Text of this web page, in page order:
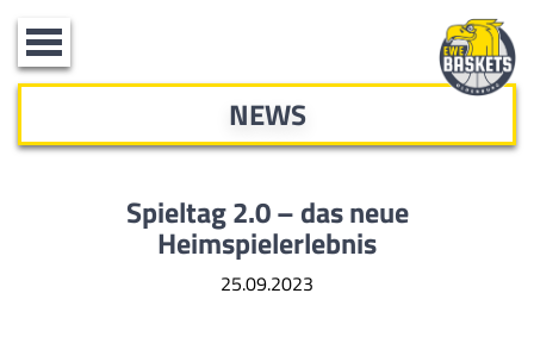
Toggle
navigation
NEWS
Spieltag 2.0 – das neue
Heimspielerlebnis
25.09.2023